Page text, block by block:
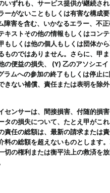
いずれも、サービス提供が継続さ
ーがないこともしくは有害な構成
障害を含む、いかなるエラー、不
キストその他の情報もしくはコン
もしくは他の個人もしくは団体か
ものではありません。さらに、甲
の便益の損失、 (Y) 乙のアソシエ
ムへの参加の終了もしくは停止
きない補償、責任または表明を除
センサーは、間接損害、付随的損
タの損失について、たとえ甲がこ
責任の総額は、最新の請求または
料の総額を超えないものとします
切の権利または衡平法上の救済を